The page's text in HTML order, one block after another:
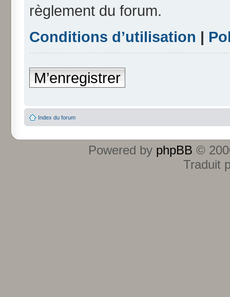
règlement du forum.
Conditions d’utilisation |
M’enregistrer
Index du forum
Powered by phpBB ©
Traduit